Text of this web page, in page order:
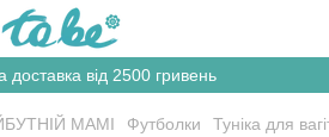
доставка від 2500 гривень
МАМІ Футболки Туніка для